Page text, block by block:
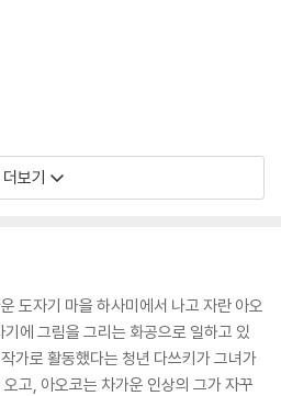
더보기
도자기 마을 하사미에서 나고 자란 아오
에 그림을 그리는 화공으로 일하고 있
가로 활동했다는 청년 다쓰키가 그녀가
고, 아오코는 차가운 인상의 그가 자꾸